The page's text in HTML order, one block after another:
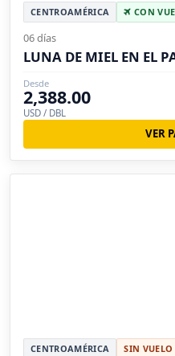
CENTROAMÉRICA CON
06 días
LUNA DE MIEL EN EL
Desde
2,388.00
USD / DBL
VER
CENTROAMÉRICA SIN VUELO